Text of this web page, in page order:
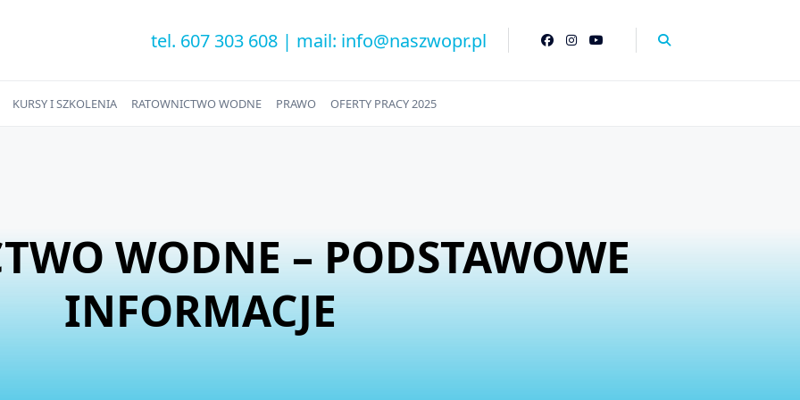
tel. 607 303 608 | mail: info@naszwopr.pl
KURSY I SZKOLENIA RATOWNICTWO WODNE PRAWO OFERTY PRACY 2025
WODNE – PODSTAWOWE
INFORMACJE